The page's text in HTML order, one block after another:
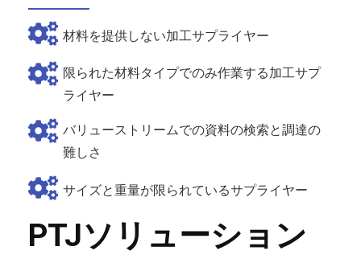
材料を提供しない加工サプライヤー
限られた材料タイプでのみ作業する加工サプ
ライヤー
バリューストリームでの資料の検索と調達の
難しさ
サイズと重量が限られているサプライヤー
PTJソリューション